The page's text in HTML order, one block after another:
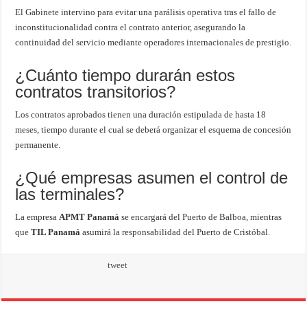
El Gabinete intervino para evitar una parálisis operativa tras el fallo de
inconstitucionalidad contra el contrato anterior, asegurando la
continuidad del servicio mediante operadores internacionales de prestigio.
¿Cuánto tiempo durarán estos
contratos transitorios?
Los contratos aprobados tienen una duración estipulada de hasta 18
meses, tiempo durante el cual se deberá organizar el esquema de concesión
permanente.
¿Qué empresas asumen el control de
las terminales?
La empresaAPMT Panamá se encargará del Puerto de Balboa, mientras
queTIL Panamá asumirá la responsabilidad del Puerto de Cristóbal.
tweet